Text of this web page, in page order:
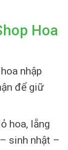
Hoa
nhập
để giữ
hoa, lẵng
sinh nhật –